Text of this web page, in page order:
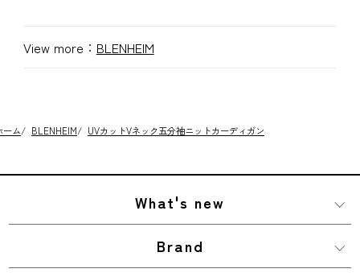
View more： BLENHEIM
ーム/ BLENHEIM/ UVカットVネック五分袖ニットカーディガン
What's new
Brand